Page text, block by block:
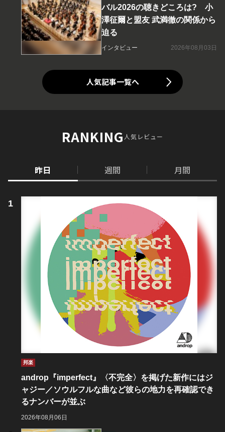
バル2026の聴きどころは? 小
澤征爾と盟友 武満徹の関係から
迫る
インタビュー 2026年08月03日
人気記事一覧へ
RANKING人気レビュー
昨日 週間 月間
邦楽
androp『imperfect』〈不完全〉を掲げた新作にはジ
ャジー／ソウルフルな曲など彼らの地力を再確認でき
るナンバーが並ぶ
2026年08月06日